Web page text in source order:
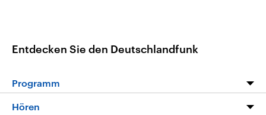
Entdecken Sie den Deutschlandfunk
Programm
Programm
Hören